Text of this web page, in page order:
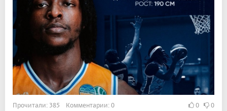
Прочитали: 385 Комментарии: 0 0 0